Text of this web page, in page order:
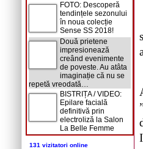
FOTO: Descoperă
tendințele sezonului
în noua colecție
Sense SS 2018!
Două prietene
impresionează
creând evenimente
de poveste. Au atâta
imaginație că nu se
repetă vreodată…
BISTRIȚA / VIDEO:
Epilare facială
definitivă prin
electroliză la Salon
La Belle Femme
131 vizitatori online